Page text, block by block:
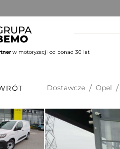
w motoryzacji od ponad 30 lat
AUTO BRUNO
Volvo
Dostawcze / Opel /